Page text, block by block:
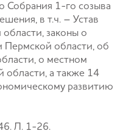
Собрания 1-го созыва
в т.ч. – Устав
законы о
Пермской области, об
о местном
области, а также 14
развитию
Л. 1-26.